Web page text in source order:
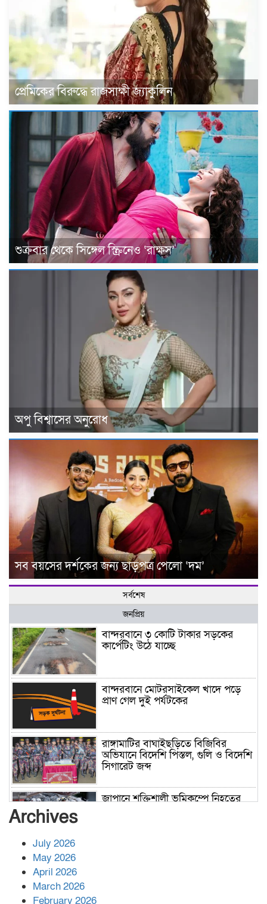
প্রেমিকের বিরুদ্ধে রাজসাক্ষী জ্যাকুলিন
শুক্রবার থেকে সিঙ্গেল স্ক্রিনেও ‘রাক্ষস’
অপু বিশ্বাসের অনুরোধ
সব বয়সের দর্শকের জন্য ছাড়পত্র পেলো ‘দম’
সর্বশেষ
জনপ্রিয়
বান্দরবানে ৩ কোটি টাকার সড়কের
কার্পেটিং উঠে যাচ্ছে
বান্দরবানে মোটরসাইকেল খাদে পড়ে
প্রাণ গেল দুই পর্যটকের
রাঙ্গামাটির বাঘাইছড়িতে বিজিবির
অভিযানে বিদেশি পিস্তল, গুলি ও বিদেশি
সিগারেট জব্দ
জাপানে শক্তিশালী ভূমিকম্পে নিহতের
Archives
July 2026
May 2026
April 2026
March 2026
February 2026